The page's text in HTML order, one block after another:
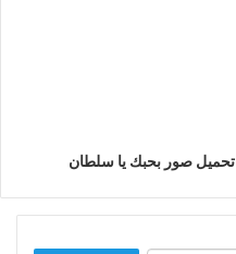
تحميل صور بحبك يا سلطان